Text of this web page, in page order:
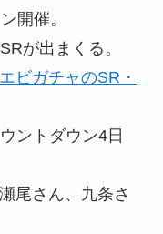
開催。
が出まくる。
ビガチャのSR・
ントダウン4日
尾さん、九条さ